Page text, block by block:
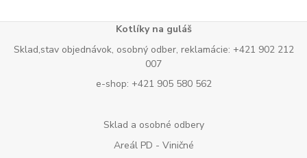
Kotlíky na guláš
Sklad,stav objednávok, osobný odber, reklamácie: +421 902 212
007
e-shop: +421 905 580 562
Sklad a osobné odbery
Areál PD - Viničné